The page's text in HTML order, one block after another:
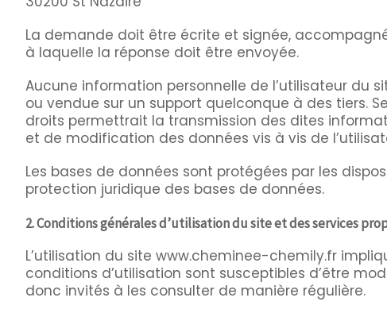
La demande doit être écrite et signée,
à laquelle la réponse doit être envoyée.
Aucune information personnelle de l’utilisateur du
ou vendue sur un support quelconque à des tiers.
droits permettrait la transmission des dites
et de modification des données vis à vis de
Les bases de données sont protégées par les
protection juridique des bases de données.
2. Conditions générales d’utilisation du site et des services
L’utilisation du site www.cheminee-chemily.fr
conditions d’utilisation sont susceptibles d’être
donc invités à les consulter de manière régulière.